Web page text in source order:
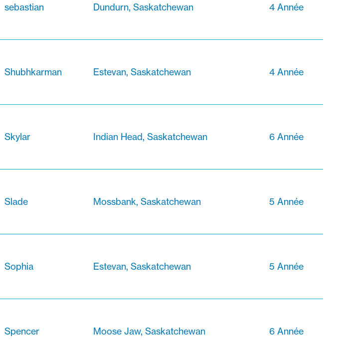
sebastian Dundurn, Saskatchewan 4 Année
Shubhkarman Estevan, Saskatchewan 4 Année
Skylar Indian Head, Saskatchewan 6 Année
Slade Mossbank, Saskatchewan 5 Année
Sophia Estevan, Saskatchewan 5 Année
Spencer Moose Jaw, Saskatchewan 6 Année